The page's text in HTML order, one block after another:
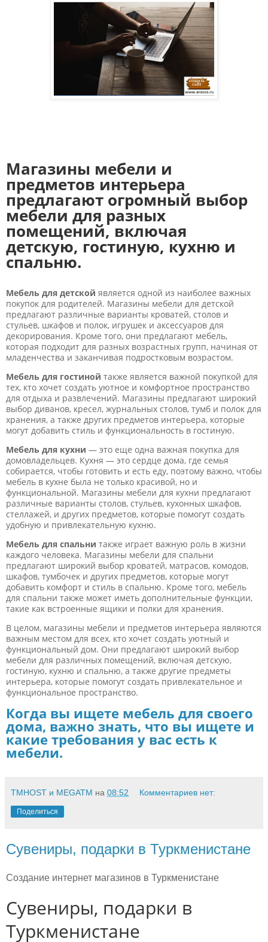
Магазины мебели и
предметов интерьера
предлагают огромный выбор
мебели для разных
помещений, включая
детскую, гостиную, кухню и
спальню.
Мебель для детской является одной из наиболее важных
покупок для родителей. Магазины мебели для детской
предлагают различные варианты кроватей, столов и
стульев, шкафов и полок, игрушек и аксессуаров для
декорирования. Кроме того, они предлагают мебель,
которая подходит для разных возрастных групп, начиная от
младенчества и заканчивая подростковым возрастом.
Мебель для гостиной также является важной покупкой для
тех, кто хочет создать уютное и комфортное пространство
для отдыха и развлечений. Магазины предлагают широкий
выбор диванов, кресел, журнальных столов, тумб и полок для
хранения, а также других предметов интерьера, которые
могут добавить стиль и функциональность в гостиную.
Мебель для кухни — это еще одна важная покупка для
домовладельцев. Кухня — это сердце дома, где семья
собирается, чтобы готовить и есть еду, поэтому важно, чтобы
мебель в кухне была не только красивой, но и
функциональной. Магазины мебели для кухни предлагают
различные варианты столов, стульев, кухонных шкафов,
стеллажей, и других предметов, которые помогут создать
удобную и привлекательную кухню.
Мебель для спальни также играет важную роль в жизни
каждого человека. Магазины мебели для спальни
предлагают широкий выбор кроватей, матрасов, комодов,
шкафов, тумбочек и других предметов, которые могут
добавить комфорт и стиль в спальню. Кроме того, мебель
для спальни также может иметь дополнительные функции,
такие как встроенные ящики и полки для хранения.
В целом, магазины мебели и предметов интерьера являются
важным местом для всех, кто хочет создать уютный и
функциональный дом. Они предлагают широкий выбор
мебели для различных помещений, включая детскую,
гостиную, кухню и спальню, а также другие предметы
интерьера, которые помогут создать привлекательное и
функциональное пространство.
Когда вы ищете мебель для своего
дома, важно знать, что вы ищете и
какие требования у вас есть к
мебели.
TMHOST и MEGATM на 08:52 Комментариев нет:
Поделиться
Сувениры, подарки в Туркменистане
Создание интернет магазинов в Туркменистане
Сувениры, подарки в
Туркменистане